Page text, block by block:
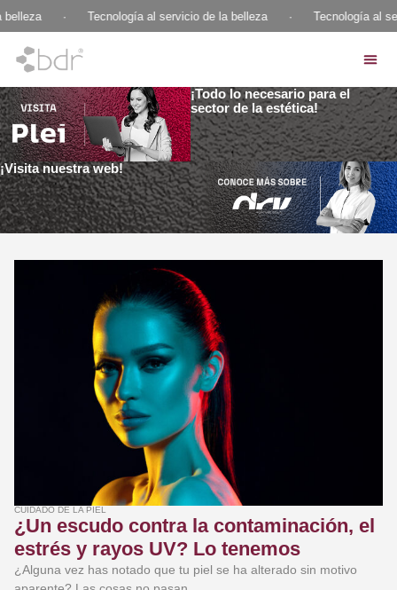
Tecnología al servicio de la belleza Tecnología al
¡Todo lo necesario para el
sector de la estética!
¡Visita nuestra web!
CUIDADO DE LA PIEL
¿Un escudo contra la contaminación, el
estrés y rayos UV? Lo tenemos
¿Alguna vez has notado que tu piel se ha alterado sin motivo